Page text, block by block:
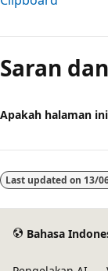
baca
dinonaktifkan
Saran
Apakah halaman
Last updated on 13/
Bahasa